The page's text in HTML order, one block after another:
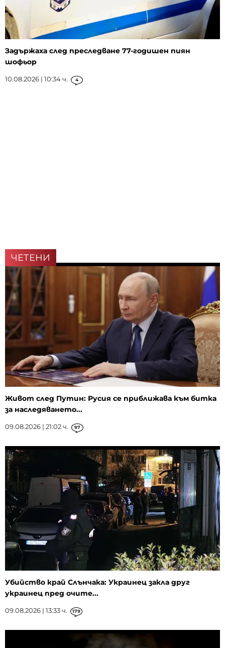
Задържаха след преследване 77-годишен пиян
шофьор
10.08.2026 | 10:34 ч. 4
ЧЕТЕНИ
Живот след Путин: Русия се приближава към битка
за наследяването...
09.08.2026 | 21:02 ч. 97
Убийство край Слънчака: Украинец закла друг
украинец пред очите...
09.08.2026 | 13:33 ч. 179